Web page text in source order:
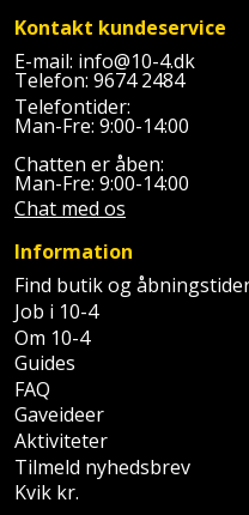
Garageport
Gelænder
Gips
Grundmursplader
Hardieplank
brædder
Hemsestige
Isolering
Komposit
terrassebrædder
og
skumpistol
Gevindskærer
Gipsværktøj
Glasløfter
Glasskærer
Hæftepistol
og
-
hammer
Hammer
Bindemaskine
Bits
Bor
Bordrundsav
Bore-
og
skruemaskine
Borehammer
Boremaskinetilbehør
Motorsav
og
kædesav
Motorsav
og
tilbehør
Pælebor
Plæneklipper
Plæneklipper
tilbehør
Brændeovn
Brandslukker
Brugskunst
Camping
Damprengøring
Dørmåtte
Dørrist
Drivhus
Drivhustilbehør
til
væg
Tape
fittings
Stålvask
Ventilation
og
indeklima
Guides
Gaveideer
Aktiviteter
Kontakt kundeservice
E-mail: info@10-4.dk
Telefon: 9674 2484
Telefontider:
Man-Fre: 9:00-14:00
Chatten er åben:
Man-Fre: 9:00-14:00
Chat med os
Information
Find butik og
Job i 10-4
Om 10-4
Guides
FAQ
Gaveideer
Aktiviteter
Tilmeld nyhedsbrev
Kvik kr.